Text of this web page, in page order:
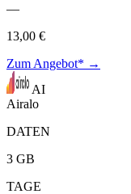
—
13,00 €
Zum Angebot* →
AI
Airalo
DATEN
3 GB
TAGE